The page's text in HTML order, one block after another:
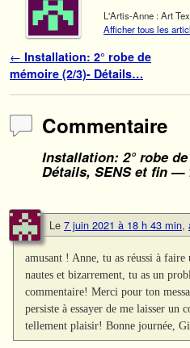
L'Artis-Anne : Art
Afficher tous les
Navigation des articles
← Installation: 2° robe de
mémoire (2/3)- Détails…
Commentaire
Installation: 2° robe
Détails, SENS et fin—
Le 7 juin 2021 à 18 h 43 min,
amusant ! Anne, tu as réussi à
nautes et bizarrement, tu as un
commentaire! Merci pour ton
persiste à essayer de me laisser
tellement plaisir! Bonne journée,